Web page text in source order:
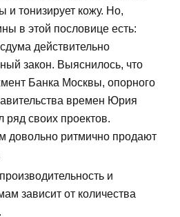
и тонизирует кожу. Но,
в этой пословице есть:
действительно
закон. Выяснилось, что
Банка Москвы, опорного
времен Юрия
ряд своих проектов.
довольно ритмично продают
и
зависит от количества